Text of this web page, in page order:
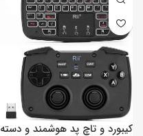
کیبورد و تاچ پد هوشمند و دسته